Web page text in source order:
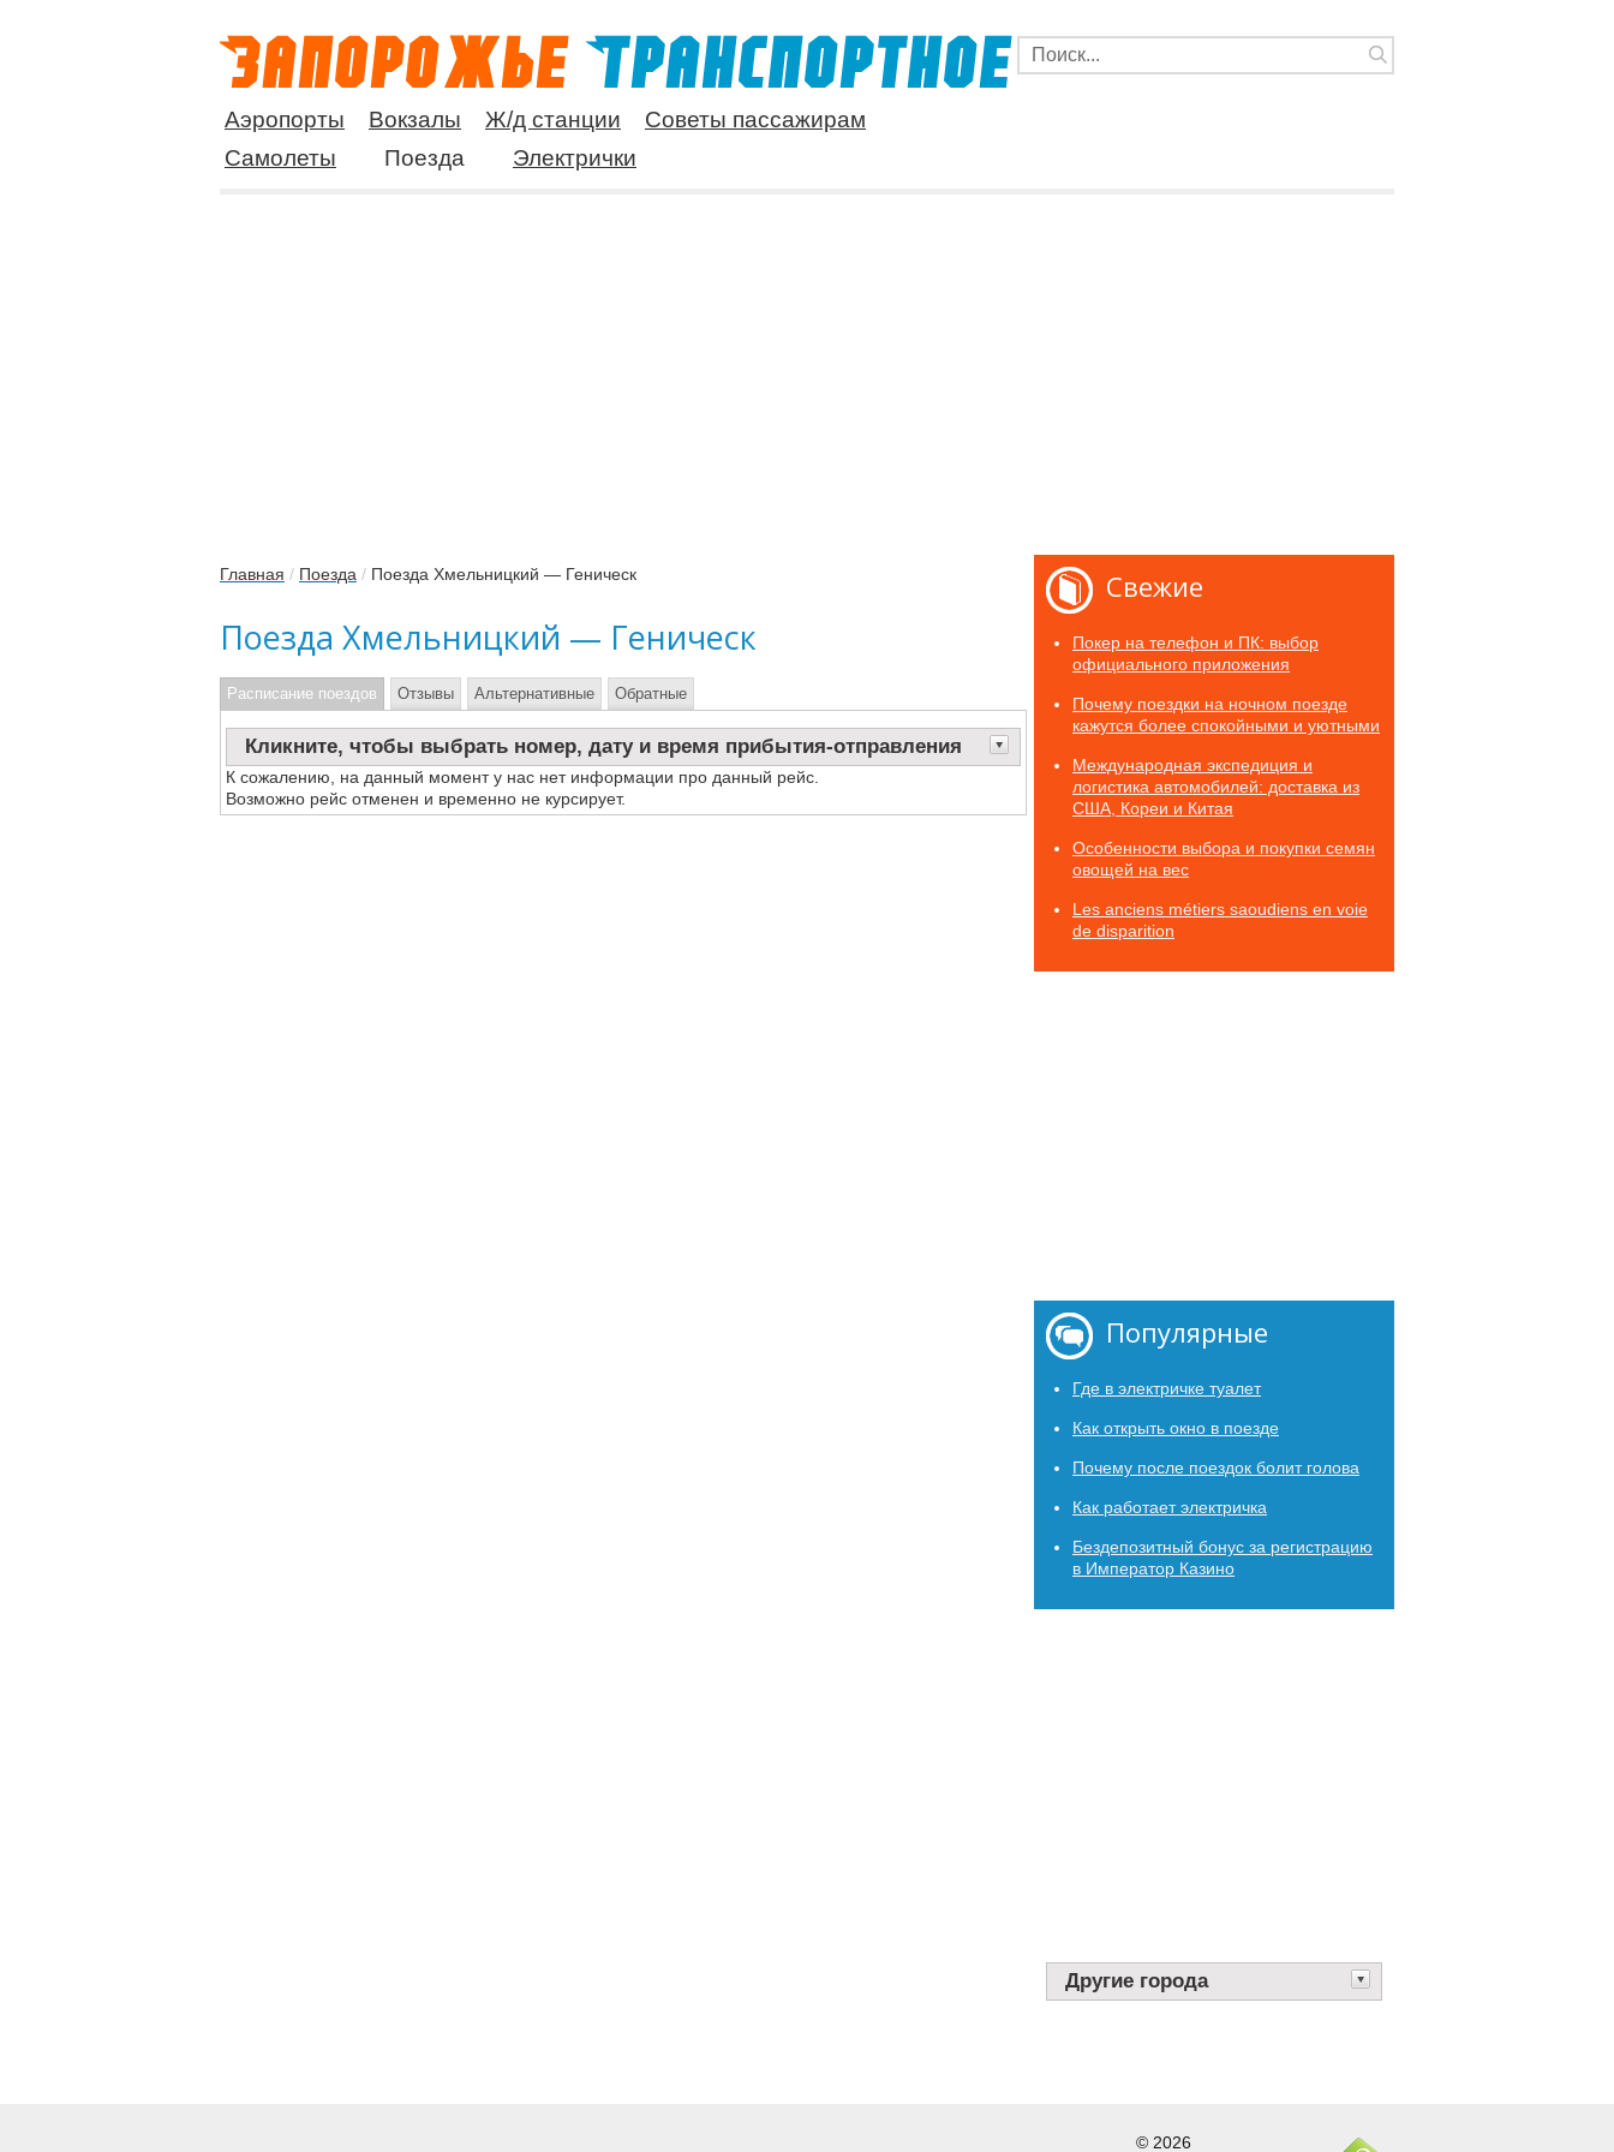
Аэропорты Вокзалы Ж/д станции
Советы пассажирам
Самолеты
Поезда Электрички
Главная / Поезда / Поезда Хмельницкий — Геническ
Поезда Хмельницкий — Геническ
Расписание поездов
Кликните, чтобы выбрать номер, дату и время прибытия-отправления
К сожалению, на данный момент у нас нет информации про данный рейс.
Возможно рейс отменен и временно не курсирует.
Отзывы Альтернативные Обратные
Свежие
Покер на телефон и ПК: выбор
официального приложения
Почему поездки на ночном поезде
кажутся более спокойными и уютными
Международная экспедиция и
логистика автомобилей: доставка из
США, Кореи и Китая
Особенности выбора и покупки семян
овощей на вес
Les anciens métiers saoudiens en voie
de disparition
Популярные
Где в электричке туалет
Как открыть окно в поезде
Почему после поездок болит голова
Как работает электричка
Бездепозитный бонус за регистрацию
в Император Казино
Другие города
© 2026